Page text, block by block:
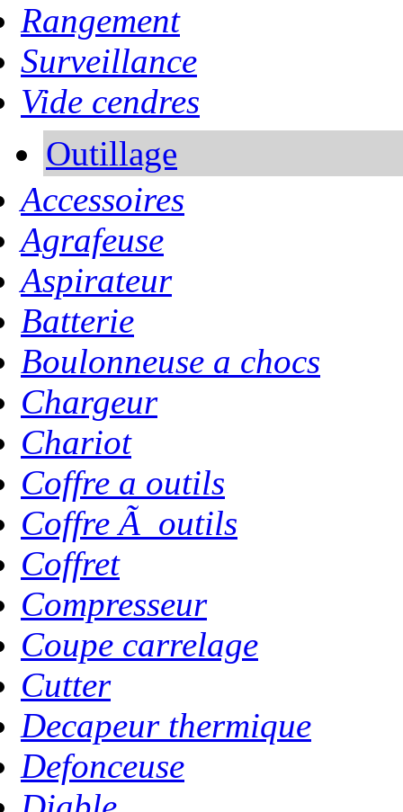
Rangement
Surveillance
Vide cendres
Outillage
Accessoires
Agrafeuse
Aspirateur
Batterie
Boulonneuse a chocs
Chargeur
Chariot
Coffre a outils
Coffre Ã outils
Coffret
Compresseur
Coupe carrelage
Cutter
Decapeur thermique
Defonceuse